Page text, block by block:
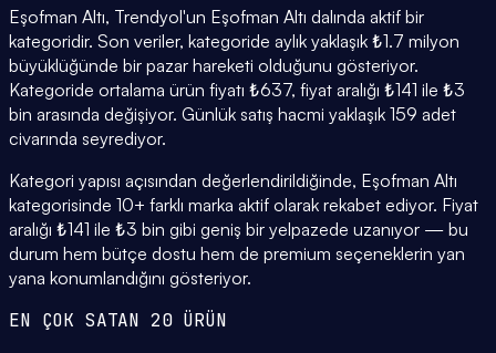
Eşofman Altı, Trendyol'un Eşofman Altı dalında aktif bir
kategoridir. Son veriler, kategoride aylık yaklaşık ₺1.7 milyon
büyüklüğünde bir pazar hareketi olduğunu gösteriyor.
Kategoride ortalama ürün fiyatı ₺637, fiyat aralığı ₺141 ile ₺3
bin arasında değişiyor. Günlük satış hacmi yaklaşık 159 adet
civarında seyrediyor.
Kategori yapısı açısından değerlendirildiğinde, Eşofman Altı
kategorisinde 10+ farklı marka aktif olarak rekabet ediyor. Fiyat
aralığı ₺141 ile ₺3 bin gibi geniş bir yelpazede uzanıyor — bu
durum hem bütçe dostu hem de premium seçeneklerin yan
yana konumlandığını gösteriyor.
EN ÇOK SATAN 20 ÜRÜN